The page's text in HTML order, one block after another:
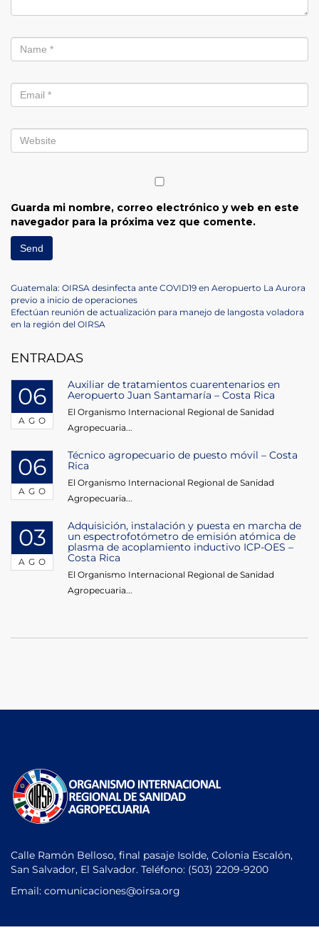
Guarda mi nombre, correo electrónico y web en este
navegador para la próxima vez que comente.
Navegación
de
Previous
Post
Guatemala: OIRSA desinfecta ante COVID19 en Aeropuerto La Aurora
previo a inicio de operaciones
Next
Post
Efectúan reunión de actualización para manejo de langosta voladora
en la región del OIRSA
ENTRADAS
06
AGO
Auxiliar de tratamientos cuarentenarios en
Aeropuerto Juan Santamaría – Costa Rica
El Organismo Internacional Regional de Sanidad
Agropecuaria...
06
AGO
Técnico agropecuario de puesto móvil – Costa
Rica
El Organismo Internacional Regional de Sanidad
Agropecuaria...
03
AGO
Adquisición, instalación y puesta en marcha de
un espectrofotómetro de emisión atómica de
plasma de acoplamiento inductivo ICP-OES –
Costa Rica
El Organismo Internacional Regional de Sanidad
Agropecuaria...
Calle Ramón Belloso, final pasaje Isolde, Colonia Escalón,
San Salvador, El Salvador. Teléfono: (503) 2209-9200
Email: comunicaciones@oirsa.org